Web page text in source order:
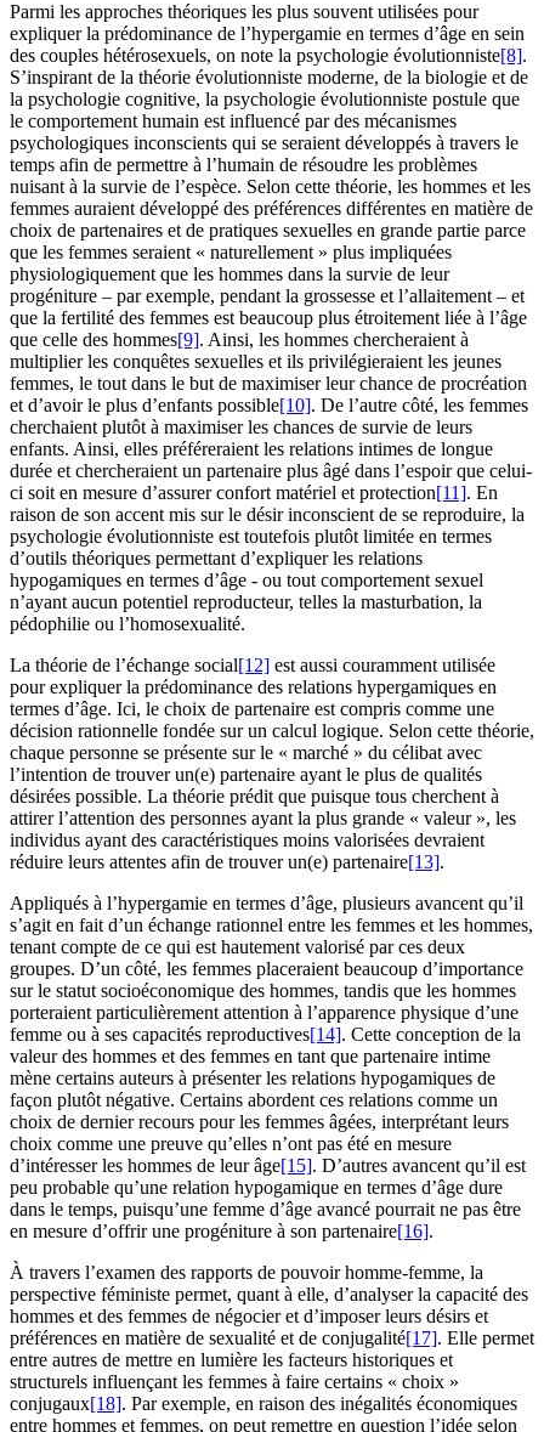
Parmi les approches théoriques les plus souvent utilisées pour
expliquer la prédominance de l’hypergamie en termes d’âge en sein
des couples hétérosexuels, on note la psychologie évolutionniste[8].
S’inspirant de la théorie évolutionniste moderne, de la biologie et de
la psychologie cognitive, la psychologie évolutionniste postule que
le comportement humain est influencé par des mécanismes
psychologiques inconscients qui se seraient développés à travers le
temps afin de permettre à l’humain de résoudre les problèmes
nuisant à la survie de l’espèce. Selon cette théorie, les hommes et les
femmes auraient développé des préférences différentes en matière de
choix de partenaires et de pratiques sexuelles en grande partie parce
que les femmes seraient « naturellement » plus impliquées
physiologiquement que les hommes dans la survie de leur
progéniture – par exemple, pendant la grossesse et l’allaitement – et
que la fertilité des femmes est beaucoup plus étroitement liée à l’âge
que celle des hommes[9]. Ainsi, les hommes chercheraient à
multiplier les conquêtes sexuelles et ils privilégieraient les jeunes
femmes, le tout dans le but de maximiser leur chance de procréation
et d’avoir le plus d’enfants possible[10]. De l’autre côté, les femmes
cherchaient plutôt à maximiser les chances de survie de leurs
enfants. Ainsi, elles préféreraient les relations intimes de longue
durée et chercheraient un partenaire plus âgé dans l’espoir que celui-
ci soit en mesure d’assurer confort matériel et protection[11]. En
raison de son accent mis sur le désir inconscient de se reproduire, la
psychologie évolutionniste est toutefois plutôt limitée en termes
d’outils théoriques permettant d’expliquer les relations
hypogamiques en termes d’âge - ou tout comportement sexuel
n’ayant aucun potentiel reproducteur, telles la masturbation, la
pédophilie ou l’homosexualité.
La théorie de l’échange social[12] est aussi couramment utilisée
pour expliquer la prédominance des relations hypergamiques en
termes d’âge. Ici, le choix de partenaire est compris comme une
décision rationnelle fondée sur un calcul logique. Selon cette théorie,
chaque personne se présente sur le « marché » du célibat avec
l’intention de trouver un(e) partenaire ayant le plus de qualités
désirées possible. La théorie prédit que puisque tous cherchent à
attirer l’attention des personnes ayant la plus grande « valeur », les
individus ayant des caractéristiques moins valorisées devraient
réduire leurs attentes afin de trouver un(e) partenaire[13].
Appliqués à l’hypergamie en termes d’âge, plusieurs avancent qu’il
s’agit en fait d’un échange rationnel entre les femmes et les hommes,
tenant compte de ce qui est hautement valorisé par ces deux
groupes. D’un côté, les femmes placeraient beaucoup d’importance
sur le statut socioéconomique des hommes, tandis que les hommes
porteraient particulièrement attention à l’apparence physique d’une
femme ou à ses capacités reproductives[14]. Cette conception de la
valeur des hommes et des femmes en tant que partenaire intime
mène certains auteurs à présenter les relations hypogamiques de
façon plutôt négative. Certains abordent ces relations comme un
choix de dernier recours pour les femmes âgées, interprétant leurs
choix comme une preuve qu’elles n’ont pas été en mesure
d’intéresser les hommes de leur âge[15]. D’autres avancent qu’il est
peu probable qu’une relation hypogamique en termes d’âge dure
dans le temps, puisqu’une femme d’âge avancé pourrait ne pas être
en mesure d’offrir une progéniture à son partenaire[16].
À travers l’examen des rapports de pouvoir homme-femme, la
perspective féministe permet, quant à elle, d’analyser la capacité des
hommes et des femmes de négocier et d’imposer leurs désirs et
préférences en matière de sexualité et de conjugalité[17]. Elle permet
entre autres de mettre en lumière les facteurs historiques et
structurels influençant les femmes à faire certains « choix »
conjugaux[18]. Par exemple, en raison des inégalités économiques
entre hommes et femmes, on peut remettre en question l’idée selon